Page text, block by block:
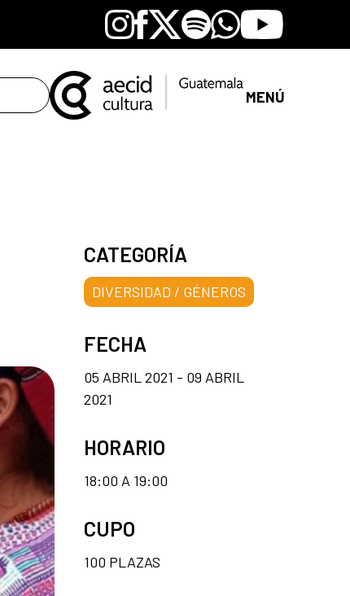
Instagram
Facebook
X SpotifyWhatsapp
Youtube
MENÚ
CATEGORÍA
DIVERSIDAD / GÉNEROS
FECHA
05 ABRIL 2021 - 09 ABRIL
2021
HORARIO
18:00 A 19:00
CUPO
100 PLAZAS